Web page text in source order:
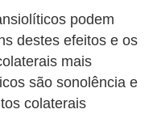
podem
destes efeitos e os
mais
são sonolência e
colaterais